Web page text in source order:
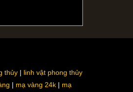
thủy
linh vật phong thủy
mạ vàng 24k
mạ